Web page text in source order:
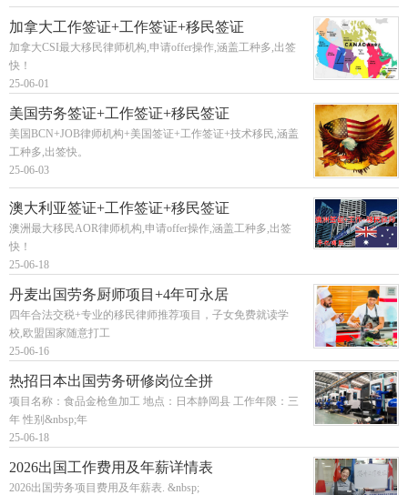
加拿大工作签证+工作签证+移民签证
加拿大CSI最大移民律师机构,申请offer操作,涵盖工种多,出签
快！
25-06-01
美国劳务签证+工作签证+移民签证
美国BCN+JOB律师机构+美国签证+工作签证+技术移民,涵盖
工种多,出签快。
25-06-03
澳大利亚签证+工作签证+移民签证
澳洲最大移民AOR律师机构,申请offer操作,涵盖工种多,出签
快！
25-06-18
丹麦出国劳务厨师项目+4年可永居
四年合法交税+专业的移民律师推荐项目，子女免费就读学
校,欧盟国家随意打工
25-06-16
热招日本出国劳务研修岗位全拼
项目名称：食品金枪鱼加工 地点：日本静岡县 工作年限：三
年 性别&nbsp;年
25-06-18
2026出国工作费用及年薪详情表
2026出国劳务项目费用及年薪表. &nbsp;